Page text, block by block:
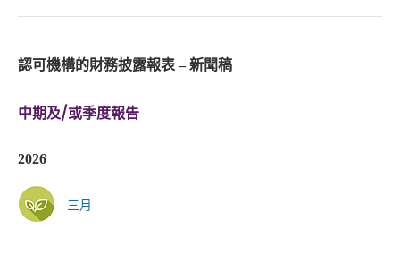
認可機構的財務披露報表 – 新聞稿
中期及/或季度報告
2026
三月